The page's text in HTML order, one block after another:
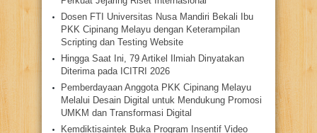
Dosen FTI Universitas Nusa Mandiri Bekali Ibu
PKK Cipinang Melayu dengan Keterampilan
Scripting dan Testing Website
Hingga Saat Ini, 79 Artikel Ilmiah Dinyatakan
Diterima pada ICITRI 2026
Pemberdayaan Anggota PKK Cipinang Melayu
Melalui Desain Digital untuk Mendukung Promosi
UMKM dan Transformasi Digital
Kemdiktisaintek Buka Program Insentif Video